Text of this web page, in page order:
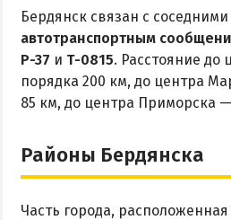
Отдых с детьми
Отдых в мае и на майские
Отдых в сентябре
Отдых зимой и в межсезонье
Отдых с бассейном
Отдых на первой линии
Отдых на набережной
Бердянск связан с
автотранспортным
Р-37 и Т-0815. Расстояние
порядка 200 км, до центра
85 км, до центра Приморска
Районы Бердянска
Часть города, расположенная